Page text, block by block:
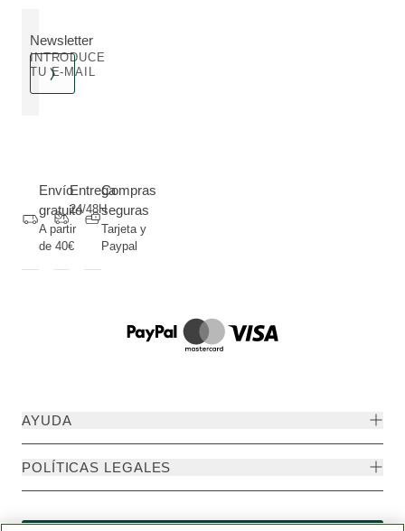
Newsletter
INTRODUCE
TU E-MAIL
Envío
gratuito
A partir
de 40€
Entrega
24/48H
Compras
seguras
Tarjeta y
Paypal
AYUDA
POLÍTICAS LEGALES